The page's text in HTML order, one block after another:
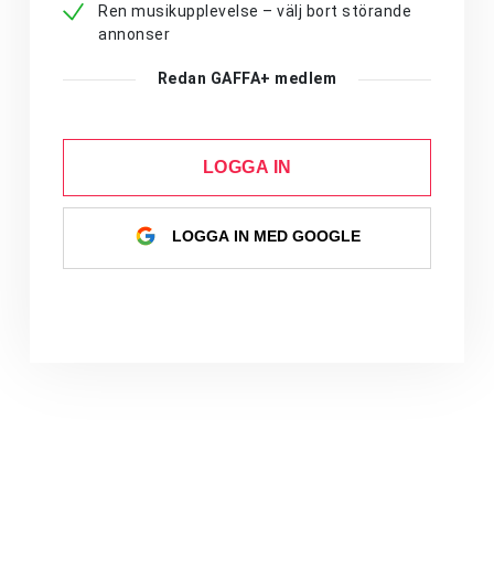
Ren musikupplevelse – välj bort störande
annonser
Redan GAFFA+ medlem
LOGGA IN
LOGGA IN MED GOOGLE